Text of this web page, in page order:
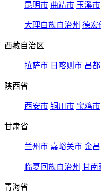
昆明市 曲靖市 玉溪市
大理白族自治州 德宏
西藏自治区
拉萨市 日喀则市 昌
陕西省
西安市 铜川市 宝鸡市
甘肃省
兰州市 嘉峪关市 金
临夏回族自治州 甘南
青海省